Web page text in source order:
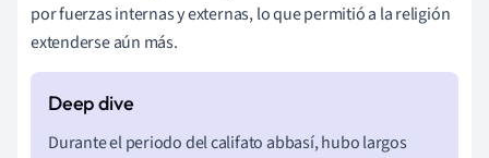
por fuerzas internas y externas, lo que permitió a la religión
extenderse aún más.
Durante el periodo del califato abbasí, hubo largos